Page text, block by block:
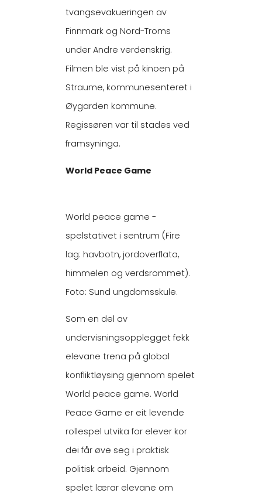
tvangsevakueringen av
Finnmark og Nord-Troms
under Andre verdenskrig.
Filmen ble vist på kinoen på
Straume, kommunesenteret i
Øygarden kommune.
Regissøren var til stades ved
framsyninga.
World Peace Game
World peace game -
spelstativet i sentrum (Fire
lag: havbotn, jordoverflata,
himmelen og verdsrommet).
Foto: Sund ungdomsskule.
Som en del av
undervisningsopplegget fekk
elevane trena på global
konfliktløysing gjennom spelet
World peace game. World
Peace Game er eit levende
rollespel utvika for elever kor
dei får øve seg i praktisk
politisk arbeid. Gjennom
spelet lærar elevane om